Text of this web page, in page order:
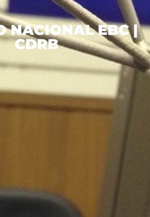
NACIONAL EBC |
CDRB